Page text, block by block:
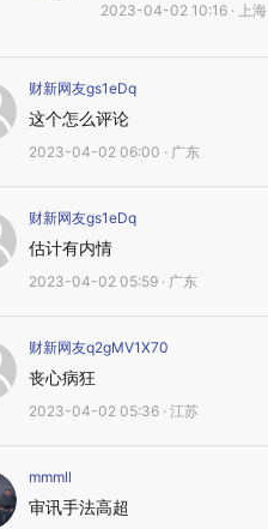
2023-04-02 10:16 · 上海
财新网友gs1eDq
这个怎么评论
2023-04-02 06:00 · 广东
财新网友gs1eDq
估计有内情
2023-04-02 05:59 · 广东
财新网友q2gMV1X70
丧心病狂
2023-04-02 05:36 · 江苏
mmmll
审讯手法高超